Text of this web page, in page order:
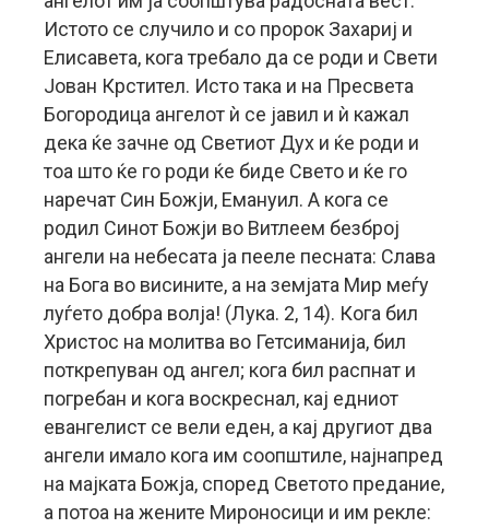
Истото се случило и со пророк Захариј и
Елисавета, кога требало да се роди и Свети
Јован Крстител. Исто така и на Пресвета
Богородица ангелот ѝ се јавил и ѝ кажал
дека ќе зачне од Светиот Дух и ќе роди и
тоа што ќе го роди ќе биде Свето и ќе го
наречат Син Божји, Емануил. А кога се
родил Синот Божји во Витлеем безброј
ангели на небесата ја пееле песната: Слава
на Бога во висините, а на земјата Мир меѓу
луѓето добра волја! (Лука. 2, 14). Кога бил
Христос на молитва во Гетсиманија, бил
поткрепуван од ангел; кога бил распнат и
погребан и кога воскреснал, кај едниот
евангелист се вели еден, а кај другиот два
ангели имало кога им соопштиле, најнапред
на мајката Божја, според Светото предание,
а потоа на жените Мироносици и им рекле: